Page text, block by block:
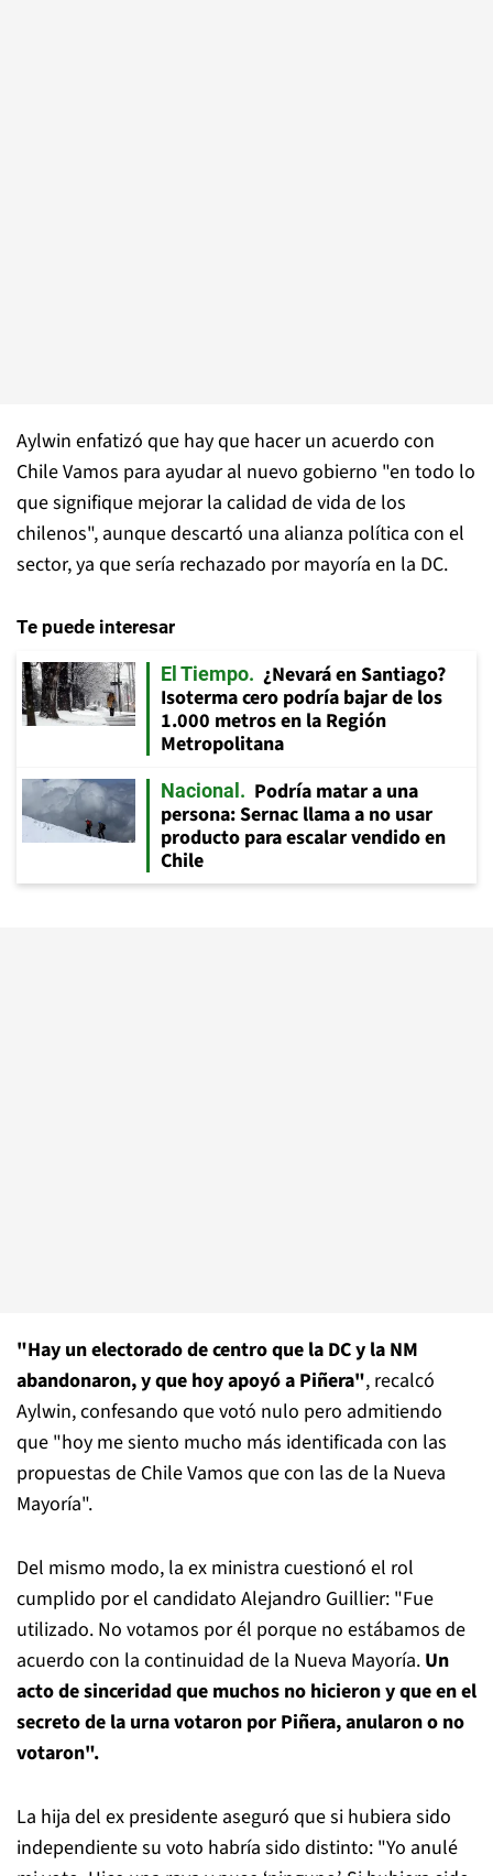
Aylwin enfatizó que hay que hacer un acuerdo con
Chile Vamos para ayudar al nuevo gobierno "en todo lo
que signifique mejorar la calidad de vida de los
chilenos", aunque descartó una alianza política con el
sector, ya que sería rechazado por mayoría en la DC.
Te puede interesar
El Tiempo
¿Nevará en Santiago?
Isoterma cero podría bajar de los
1.000 metros en la Región
Metropolitana
Nacional
Podría matar a una
persona: Sernac llama a no usar
producto para escalar vendido en
Chile
"Hay un electorado de centro que la DC y la NM
abandonaron, y que hoy apoyó a Piñera", recalcó
Aylwin, confesando que votó nulo pero admitiendo
que "hoy me siento mucho más identificada con las
propuestas de Chile Vamos que con las de la Nueva
Mayoría".
Del mismo modo, la ex ministra cuestionó el rol
cumplido por el candidato Alejandro Guillier: "Fue
utilizado. No votamos por él porque no estábamos de
acuerdo con la continuidad de la Nueva Mayoría. Un
acto de sinceridad que muchos no hicieron y que en el
secreto de la urna votaron por Piñera, anularon o no
votaron".
La hija del ex presidente aseguró que si hubiera sido
independiente su voto habría sido distinto: "Yo anulé